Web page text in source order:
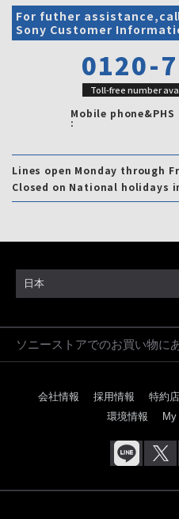
For futher
Sony Customer
0120-
Toll-free number
Mobile phone&PHS
:
Lines open Monday through
Closed on National holidays
日本
ソニーストアでのお買い物に
会社情報 採用情報 特約
環境情報
My